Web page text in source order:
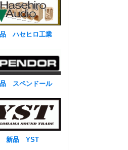
ハセヒロ工業
スペンドール
新品 YST